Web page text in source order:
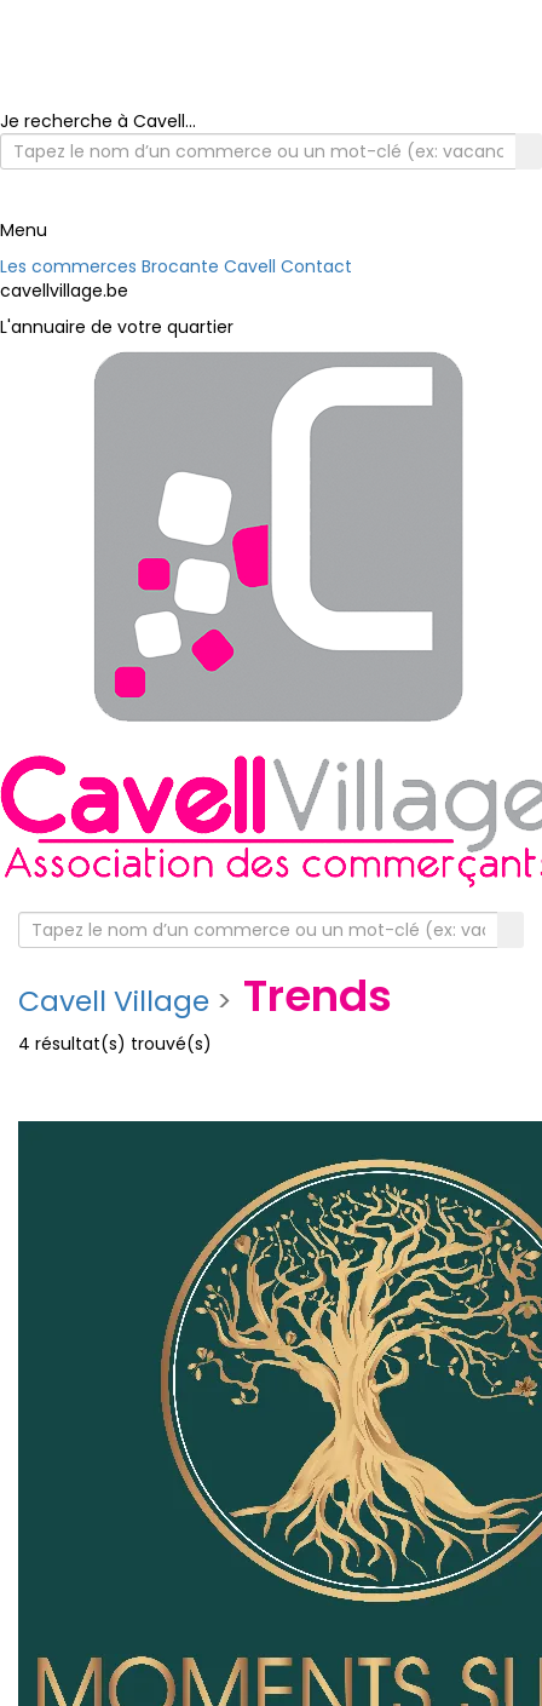
Je recherche à Cavell...
Menu
Les commerces Brocante Cavell Contact
cavellvillage.be
L'annuaire de votre quartier
Cavell Village > Trends
4 résultat(s) trouvé(s)